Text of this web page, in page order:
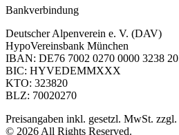
Bankverbindung
Deutscher Alpenverein e. V. (DAV)
HypoVereinsbank München
IBAN: DE76 7002 0270 0000 3238 20
BIC: HYVEDEMMXXX
KTO: 323820
BLZ: 70020270
Preisangaben inkl. gesetzl. MwSt. zzgl.
© 2026 All Rights Reserved.